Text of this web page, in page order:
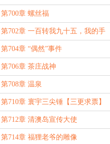
第700章 螺丝福
第702章 一百转我九十五，我的手
段你清楚！
第704章 “偶然”事件
第706章 茶庄战神
第708章 温泉
第710章 寰宇三尖锤【三更求票】
第712章 清澳岛宣传大使
第714章 福狸老爷的雕像